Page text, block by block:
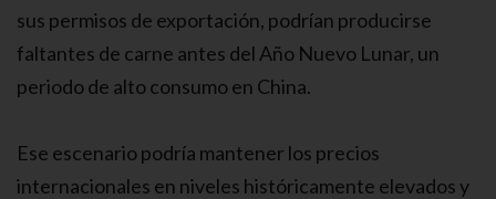
sus permisos de exportación, podrían producirse
faltantes de carne antes del Año Nuevo Lunar, un
periodo de alto consumo en China.
Ese escenario podría mantener los precios
internacionales en niveles históricamente elevados y